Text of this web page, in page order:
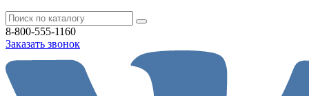
8-800-555-1160
Заказать звонок